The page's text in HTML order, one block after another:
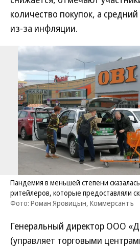
количество покупок, а
из-за инфляции.
Пандемия в меньшей степени
ритейлеров, которые предоставляли
Фото: Роман Яровицын, Коммерсантъ
Генеральный директор ООО
(управляет торговыми